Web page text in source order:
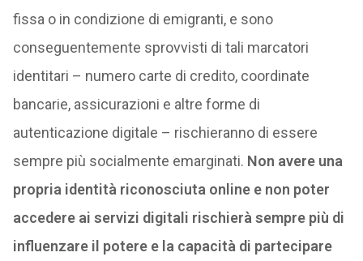
fissa o in condizione di emigranti, e sono
conseguentemente sprovvisti di tali marcatori
identitari – numero carte di credito, coordinate
bancarie, assicurazioni e altre forme di
autenticazione digitale – rischieranno di essere
sempre più socialmente emarginati. Non avere una
propria identità riconosciuta online e non poter
accedere ai servizi digitali rischierà sempre più di
influenzare il potere e la capacità di partecipare